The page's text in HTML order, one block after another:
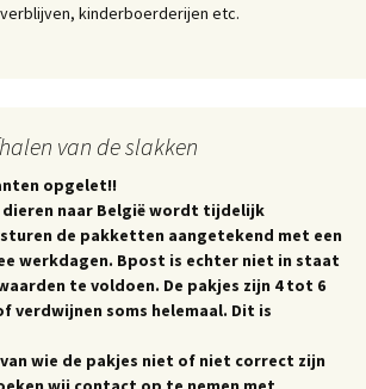
kinderboerderijen etc.
van de slakken
opgelet!!
dieren naar België wordt tijdelijk
de pakketten aangetekend met een
werkdagen. Bpost is echter niet in staat
te voldoen. De pakjes zijn 4 tot 6
verdwijnen soms helemaal. Dit is
wie de pakjes niet of niet correct zijn